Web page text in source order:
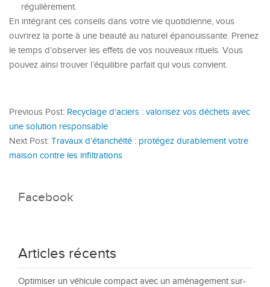
régulièrement.
En intégrant ces conseils dans votre vie quotidienne, vous
ouvrirez la porte à une beauté au naturel épanouissante. Prenez
le temps d’observer les effets de vos nouveaux rituels. Vous
pouvez ainsi trouver l’équilibre parfait qui vous convient.
Previous Post: Recyclage d’aciers : valorisez vos déchets avec
une solution responsable
Next Post: Travaux d’étanchéité : protégez durablement votre
maison contre les infiltrations
Facebook
Articles récents
Optimiser un véhicule compact avec un aménagement sur-